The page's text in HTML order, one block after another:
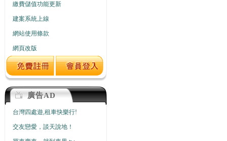
繳費儲值功能更新
建案系統上線
網站使用條款
網頁改版
廣告AD
台灣四處遊,租車快樂行!
交友戀愛，談天說地！